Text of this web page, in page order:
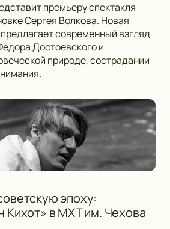
премьеру спектакля
Сергея Волкова. Новая
современный взгляд
Достоевского и
природе, сострадании
эпоху:
Кихот» в МХТ им. Чехова